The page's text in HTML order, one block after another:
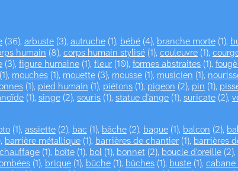
(36), arbuste(3), autruche(1), bébé(4), branche morte(1),
humain (8), corps humain stylisé(1), couleuvre(1),
(3), figure humaine(1), fleur(10), formes abstraites(1),
mouches(1), mouette(3), mousse(1), musicien (1),
(1), pied humain (1), piétons(1), pigeon (2), pin (1),
(1), singe(2), souris(1), statue d'ange(1), suricate(2),
(1), assiette(2), bac (1), bâche(2), bague(1), balcon (2),
barrière métallique(1), barrières de chantier(1), barrières
(1), boîte(1), bol(1), bonnet (2), boucle d'oreille(2),
(1), brique(1), bûche(1), bûches(1), buste(1), cabane